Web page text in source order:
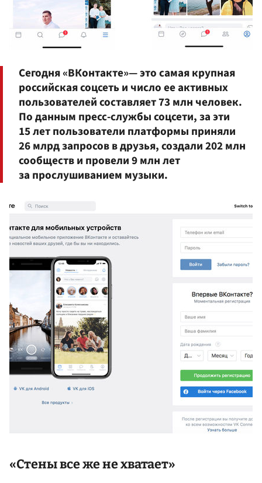
Сегодня «ВКонтакте»— это самая крупная
российская соцсеть и число ее активных
пользователей составляет 73 млн человек.
По данным пресс-службы соцсети, за эти
15 лет пользователи платформы приняли
26 млрд запросов в друзья, создали 202 млн
сообществ и провели 9 млн лет
за прослушиванием музыки.
«Стены все же не хватает»